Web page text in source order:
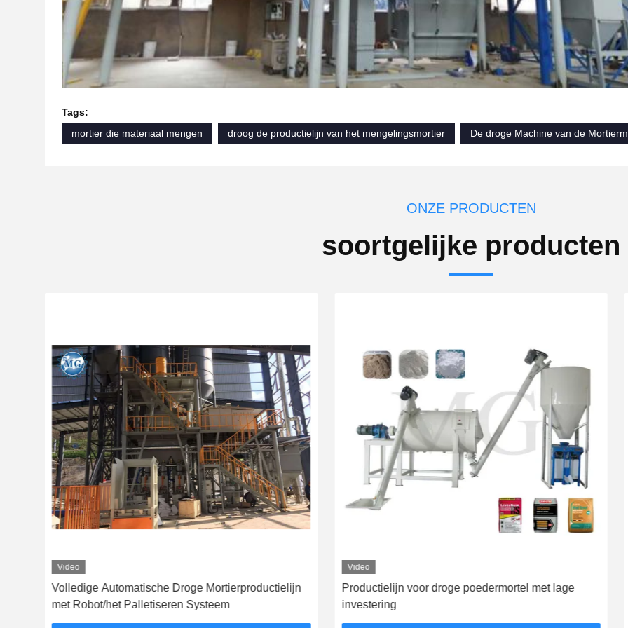
Tags:
mortier die materiaal mengen
droog de productielijn van het mengelingsmortier De droge Machine van de
ONZE PRODUCTEN
soortgelijke producten
Video
Volledige Automatische Droge Mortierproductielijn
met Robot/het Palletiseren Systeem
Video
Productielijn voor droge poedermortel met lage
investering